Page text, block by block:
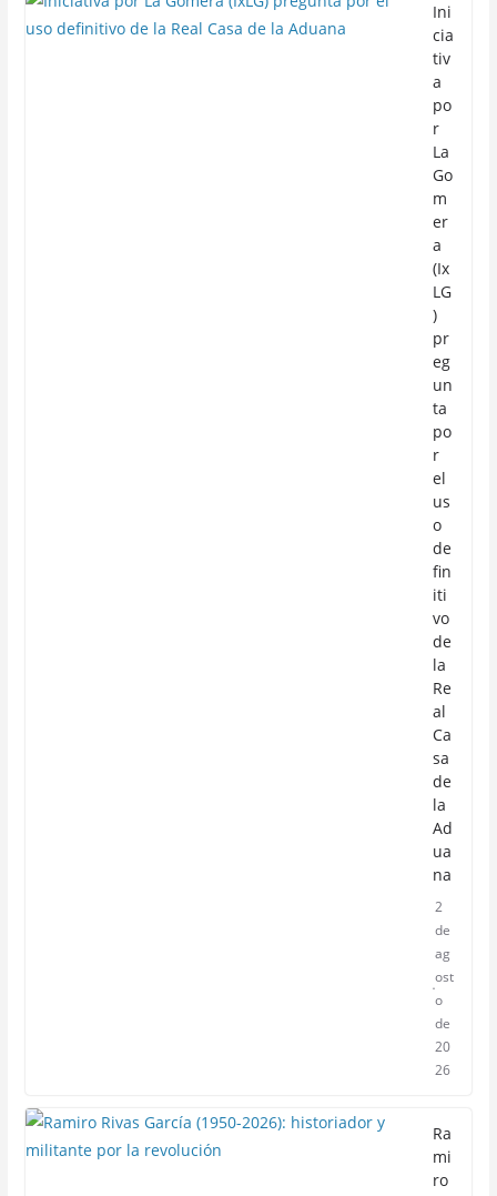
Ini
cia
tiv
a
po
r
La
Go
m
er
a
(Ix
LG
)
pr
eg
un
ta
po
r
el
us
o
de
fin
iti
vo
de
la
Re
al
Ca
sa
de
la
Ad
ua
na
2
de
ag
ost
o
de
20
26
Ra
mi
ro